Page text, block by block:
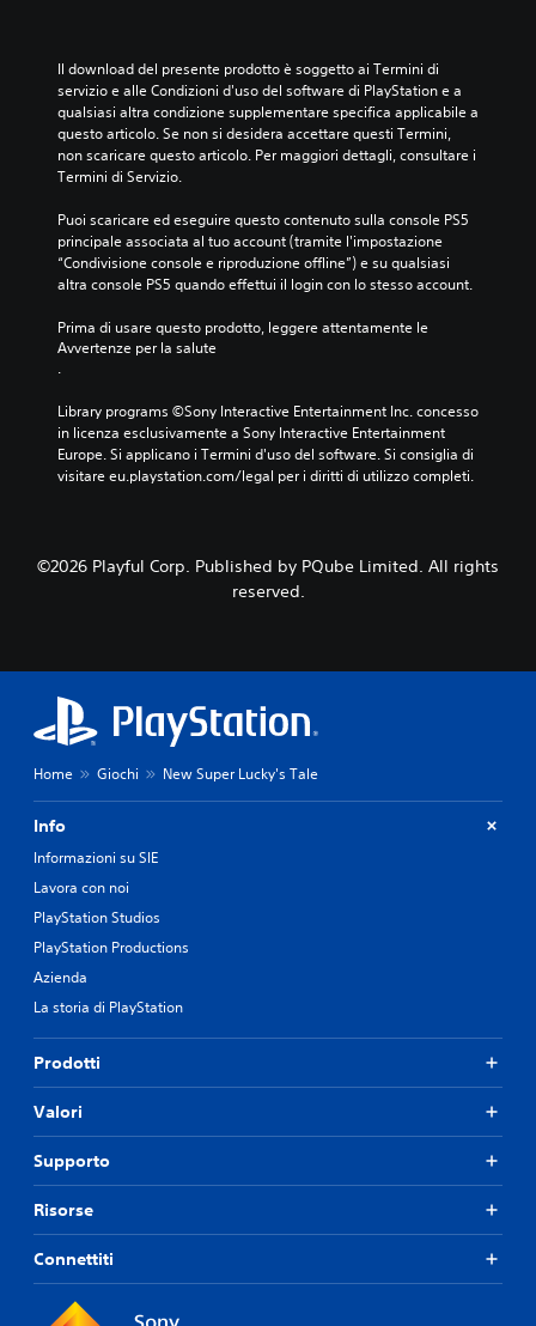
Il download del presente prodotto è soggetto ai Termini di
servizio e alle Condizioni d'uso del software di PlayStation e a
qualsiasi altra condizione supplementare specifica applicabile a
questo articolo. Se non si desidera accettare questi Termini,
non scaricare questo articolo. Per maggiori dettagli, consultare i
Termini di Servizio.
Puoi scaricare ed eseguire questo contenuto sulla console PS5
principale associata al tuo account (tramite l'impostazione
“Condivisione console e riproduzione offline”) e su qualsiasi
altra console PS5 quando effettui il login con lo stesso account.
Prima di usare questo prodotto, leggere attentamente le
Avvertenze per la salute
.
Library programs ©Sony Interactive Entertainment Inc. concesso
in licenza esclusivamente a Sony Interactive Entertainment
Europe. Si applicano i Termini d'uso del software. Si consiglia di
visitare eu.playstation.com/legal per i diritti di utilizzo completi.
©2026 Playful Corp. Published by PQube Limited. All rights
reserved.
Home Giochi New Super Lucky's Tale
Info
Informazioni su SIE
Lavora con noi
PlayStation Studios
PlayStation Productions
Azienda
La storia di PlayStation
Prodotti
Valori
Supporto
Risorse
Connettiti